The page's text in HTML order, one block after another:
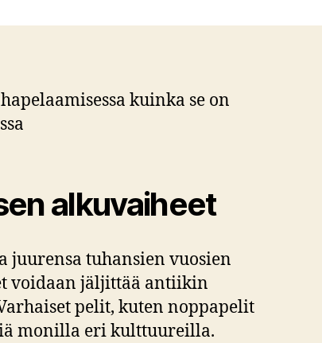
kuinka se on
alkuvaiheet
juurensa tuhansien vuosien
voidaan jäljittää antiikin
pelit, kuten noppapelit
monilla eri kulttuureilla.